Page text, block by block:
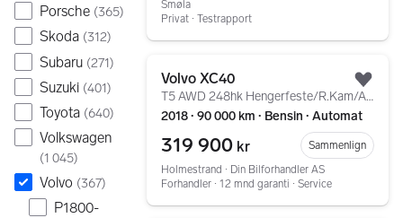
Porsche (365)
Skoda (312)
Subaru (271)
Suzuki (401)
Toyota (640)
Volkswagen
(1 045)
Volvo (367)
P1800-
Smøla
Privat ∙ Testrapport
Volvo XC40
T5 AWD 248hk Hengerfeste/R.Kam/ACC/Carplay/Rattvarme/
2018 ∙ 90 000 km ∙ Bensin ∙ Automat
319 900 kr
Sammenlign
Holmestrand ∙ Din Bilforhandler AS
Forhandler ∙ 12 mnd garanti ∙ Service